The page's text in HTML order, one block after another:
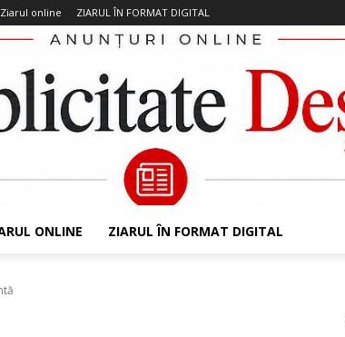
Ziarul online ZIARUL ÎN FORMAT DIGITAL
ONLINE ZIARUL ÎN FORMAT DIGITAL